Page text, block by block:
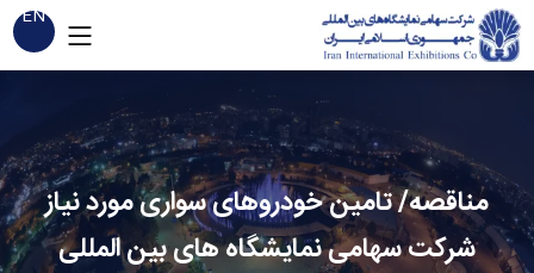
EN
مناقصه/ تامین خودروهای سواری مورد نیاز
شرکت سهامی نمایشگاه های بین المللی